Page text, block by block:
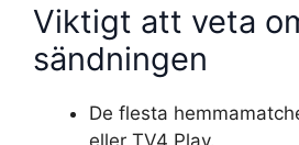
Viktigt att veta
sändningen
De flesta
eller TV4 Play.